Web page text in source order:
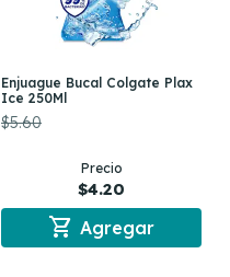
Enjuague Bucal Colgate Plax
Ice 250Ml
$5.60
Precio
$4.20
shopping_cart Agregar